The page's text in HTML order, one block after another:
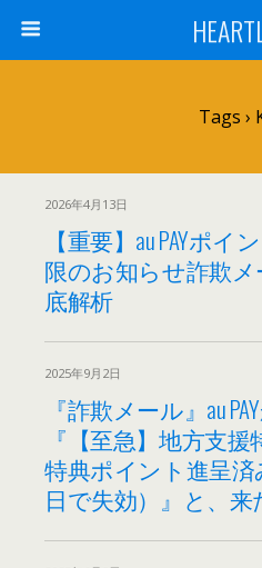
Tags ›
2026年4月13日
【重要】au PAYポイ
限のお知らせ詐欺
底解析
2025年9月2日
『詐欺メール』au
『【至急】地方支援
特典ポイント進呈済
日で失効）』と、来